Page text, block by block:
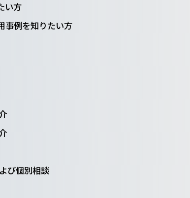
い方
事例を知りたい方
び個別相談